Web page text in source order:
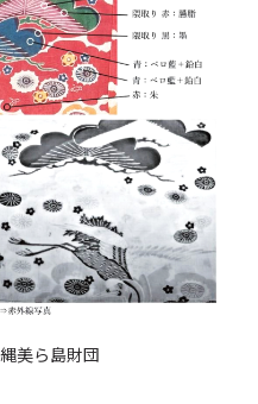
美ら島財団